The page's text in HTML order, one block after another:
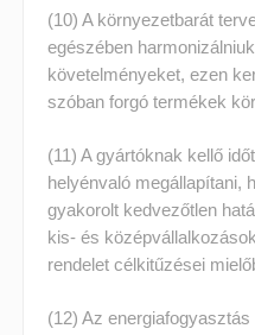
(10) A környezetbarát
egészében
követelményeket, ezen
szóban forgó termékek
(11) A gyártóknak kellő
helyénvaló megállapítani,
gyakorolt kedvezőtlen
kis- és
rendelet célkitűzései
(12) Az